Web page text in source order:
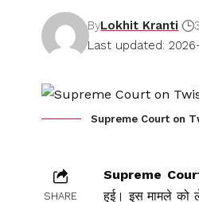
Last updated: 2026-
ByLokhit Kranti
Supreme Court on
SHARE
Supreme
हुई। इस मामले को